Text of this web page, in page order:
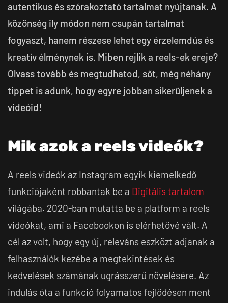
autentikus és szórakoztató tartalmat nyújtanak. A
közönség ily módon nem csupán tartalmat
fogyaszt, hanem részese lehet egy érzelemdús és
kreatív élménynek is. Miben rejlik a reels-ek ereje?
Olvass tovább és megtudhatod, sőt, még néhány
tippet is adunk, hogy egyre jobban sikerüljenek a
videóid!
Mik azok a reels videók?
A reels videók az Instagram egyik kiemelkedő
funkciójaként robbantak be a Digitális tartalom
világába. 2020-ban mutatta be a platform a reels
videókat, ami a Facebookon is elérhetővé vált. A
cél az volt, hogy egy új, releváns eszközt adjanak a
felhasználók kezébe a megtekintések és
kedvelések számának ugrásszerű növelésére. Az
indulás óta a funkció folyamatos fejlődésen ment